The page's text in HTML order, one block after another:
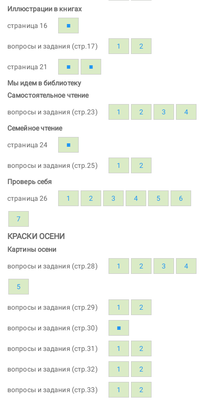
Иллюстрации в книгах
страница 16 ■
вопросы и задания (стр.17) 1 2
страница 21 ■ ■
Мы идем в библиотеку
Самостоятельное чтение
вопросы и задания (стр.23) 1 2 3 4
Семейное чтение
страница 24 ■
вопросы и задания (стр.25) 1 2
Проверь себя
страница 26 1 2 3 4 5 6
7
КРАСКИ ОСЕНИ
Картины осени
вопросы и задания (стр.28) 1 2 3 4
5
вопросы и задания (стр.29) 1 2
вопросы и задания (стр.30) ■
вопросы и задания (стр.31) 1 2
вопросы и задания (стр.32) 1 2
вопросы и задания (стр.33) 1 2